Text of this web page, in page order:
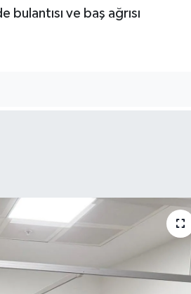
ve baş ağrısı